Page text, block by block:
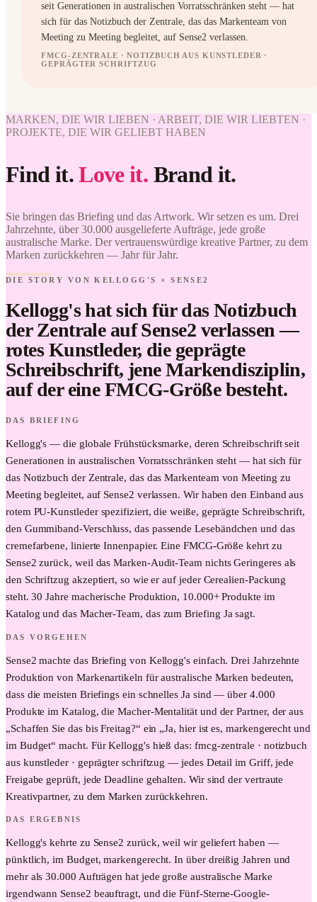
seit Generationen in australischen Vorratsschränken steht — hat
sich für das Notizbuch der Zentrale, das das Markenteam von
Meeting zu Meeting begleitet, auf Sense2 verlassen.
FMCG-ZENTRALE · NOTIZBUCH AUS KUNSTLEDER ·
GEPRÄGTER SCHRIFTZUG
NOTEBOOKS
WORK
WE'VE
LOVED
× Sense2.
Find it.
MARKEN, DIE WIR LIEBEN · ARBEIT, DIE WIR LIEBTEN ·
PROJEKTE, DIE WIR GELIEBT HABEN
Find it.Love it. Brand it.
Sie bringen das Briefing und das Artwork. Wir setzen es um. Drei
Jahrzehnte, über 30.000 ausgelieferte Aufträge, jede große
australische Marke. Der vertrauenswürdige kreative Partner, zu dem
Marken zurückkehren — Jahr für Jahr.
DIE STORY VON KELLOGG'S × SENSE2
Kellogg's hat sich für das Notizbuch
der Zentrale auf Sense2 verlassen —
rotes Kunstleder, die geprägte
Schreibschrift, jene Markendisziplin,
auf der eine FMCG-Größe besteht.
DAS BRIEFING
Kellogg's — die globale Frühstücksmarke, deren Schreibschrift seit
Generationen in australischen Vorratsschränken steht — hat sich für
das Notizbuch der Zentrale, das das Markenteam von Meeting zu
Meeting begleitet, auf Sense2 verlassen. Wir haben den Einband aus
rotem PU-Kunstleder spezifiziert, die weiße, geprägte Schreibschrift,
den Gummiband-Verschluss, das passende Lesebändchen und das
cremefarbene, linierte Innenpapier. Eine FMCG-Größe kehrt zu
Sense2 zurück, weil das Marken-Audit-Team nichts Geringeres als
den Schriftzug akzeptiert, so wie er auf jeder Cerealien-Packung
steht. 30 Jahre macherische Produktion, 10.000+ Produkte im
Katalog und das Macher-Team, das zum Briefing Ja sagt.
DAS VORGEHEN
Sense2 machte das Briefing von Kellogg's einfach. Drei Jahrzehnte
Produktion von Markenartikeln für australische Marken bedeuten,
dass die meisten Briefings ein schnelles Ja sind — über 4.000
Produkte im Katalog, die Macher-Mentalität und der Partner, der aus
„Schaffen Sie das bis Freitag?“ ein „Ja, hier ist es, markengerecht und
im Budget“ macht. Für Kellogg's hieß das: fmcg-zentrale · notizbuch
aus kunstleder · geprägter schriftzug — jedes Detail im Griff, jede
Freigabe geprüft, jede Deadline gehalten. Wir sind der vertraute
Kreativpartner, zu dem Marken zurückkehren.
DAS ERGEBNIS
Kellogg's kehrte zu Sense2 zurück, weil wir geliefert haben —
pünktlich, im Budget, markengerecht. In über dreißig Jahren und
mehr als 30.000 Aufträgen hat jede große australische Marke
irgendwann Sense2 beauftragt, und die Fünf-Sterne-Google-